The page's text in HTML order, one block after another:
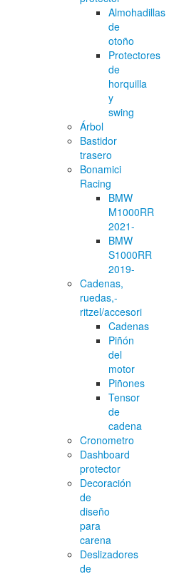
Almohadillas
de
otoño
Protectores
de
horquilla
y
swing
Árbol
Bastidor
trasero
Bonamici
Racing
BMW
M1000RR
2021-
BMW
S1000RR
2019-
Cadenas,
ruedas,-
ritzel/accesori
Cadenas
Piñón
del
motor
Piñones
Tensor
de
cadena
Cronometro
Dashboard
protector
Decoración
de
diseño
para
carena
Deslizadores
de